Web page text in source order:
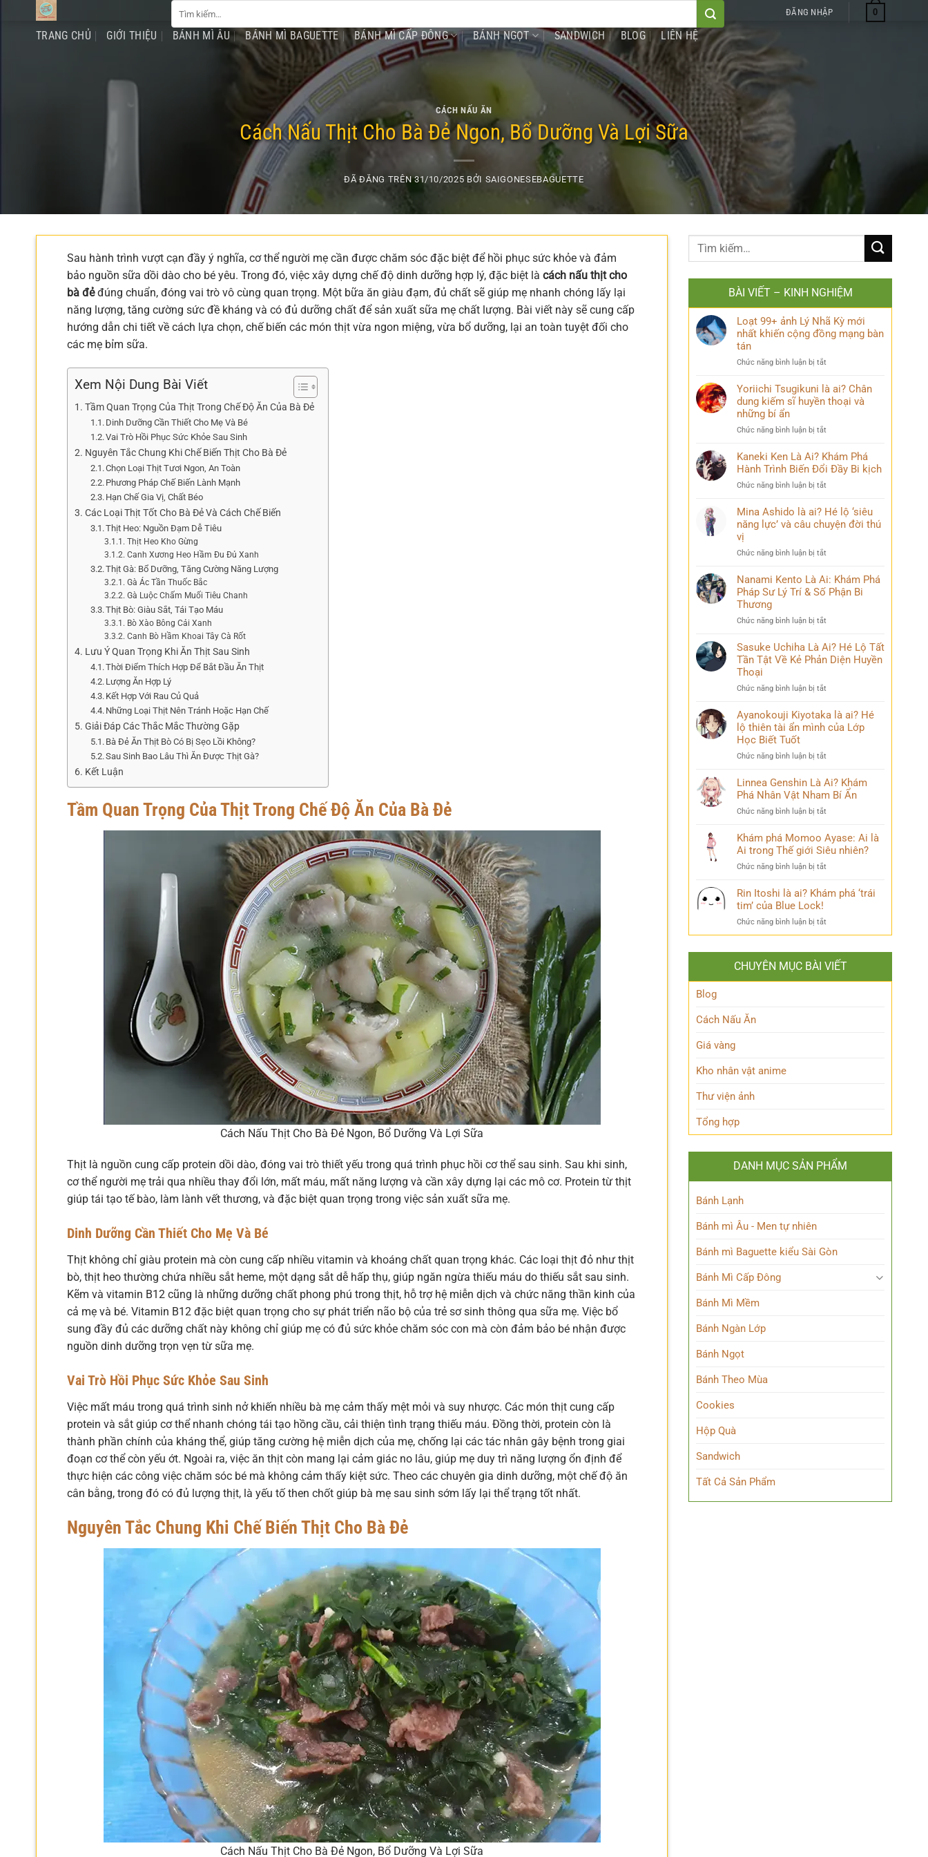
kiếm:
ĐĂNG NHẬP 0
TRANG CHỦ GIỚI THIỆU BÁNH MÌ ÂU BÁNH MÌ BAGUETTE BÁNH MÌ CẤP ĐÔNG BÁNH NGỌT SANDWICH BLOG LIÊN HỆ
CÁCH NẤU ĂN
Cách Nấu Thịt Cho Bà Đẻ Ngon, Bổ Dưỡng Và Lợi Sữa
ĐÃ ĐĂNG TRÊN31/10/2025 BỞI SAIGONESEBAGUETTE
Sau hành trình vượt cạn đầy ý nghĩa, cơ thể người mẹ cần được chăm sóc đặc biệt để hồi phục sức khỏe và đảm
bảo nguồn sữa dồi dào cho bé yêu. Trong đó, việc xây dựng chế độ dinh dưỡng hợp lý, đặc biệt là cách nấu thịt cho
bà đẻđúng chuẩn, đóng vai trò vô cùng quan trọng. Một bữa ăn giàu đạm, đủ chất sẽ giúp mẹ nhanh chóng lấy lại
năng lượng, tăng cường sức đề kháng và có đủ dưỡng chất để sản xuất sữa mẹ chất lượng. Bài viết này sẽ cung cấp
hướng dẫn chi tiết về cách lựa chọn, chế biến các món thịt vừa ngon miệng, vừa bổ dưỡng, lại an toàn tuyệt đối cho
các mẹ bỉm sữa.
Xem Nội Dung Bài Viết
Tầm Quan Trọng Của Thịt Trong Chế Độ Ăn Của Bà Đẻ
Dinh Dưỡng Cần Thiết Cho Mẹ Và Bé
Vai Trò Hồi Phục Sức Khỏe Sau Sinh
Nguyên Tắc Chung Khi Chế Biến Thịt Cho Bà Đẻ
Chọn Loại Thịt Tươi Ngon, An Toàn
Phương Pháp Chế Biến Lành Mạnh
Hạn Chế Gia Vị, Chất Béo
Các Loại Thịt Tốt Cho Bà Đẻ Và Cách Chế Biến
Thịt Heo: Nguồn Đạm Dễ Tiêu
Thịt Heo Kho Gừng
Canh Xương Heo Hầm Đu Đủ Xanh
Thịt Gà: Bổ Dưỡng, Tăng Cường Năng Lượng
Gà Ác Tần Thuốc Bắc
Gà Luộc Chấm Muối Tiêu Chanh
Thịt Bò: Giàu Sắt, Tái Tạo Máu
Bò Xào Bông Cải Xanh
Canh Bò Hầm Khoai Tây Cà Rốt
Lưu Ý Quan Trọng Khi Ăn Thịt Sau Sinh
Thời Điểm Thích Hợp Để Bắt Đầu Ăn Thịt
Lượng Ăn Hợp Lý
Kết Hợp Với Rau Củ Quả
Những Loại Thịt Nên Tránh Hoặc Hạn Chế
Giải Đáp Các Thắc Mắc Thường Gặp
Bà Đẻ Ăn Thịt Bò Có Bị Sẹo Lồi Không?
Sau Sinh Bao Lâu Thì Ăn Được Thịt Gà?
Kết Luận
Tầm Quan Trọng Của Thịt Trong Chế Độ Ăn Của Bà Đẻ
Cách Nấu Thịt Cho Bà Đẻ Ngon, Bổ Dưỡng Và Lợi Sữa
Thịt là nguồn cung cấp protein dồi dào, đóng vai trò thiết yếu trong quá trình phục hồi cơ thể sau sinh. Sau khi sinh,
cơ thể người mẹ trải qua nhiều thay đổi lớn, mất máu, mất năng lượng và cần xây dựng lại các mô cơ. Protein từ thịt
giúp tái tạo tế bào, làm lành vết thương, và đặc biệt quan trọng trong việc sản xuất sữa mẹ.
Dinh Dưỡng Cần Thiết Cho Mẹ Và Bé
Thịt không chỉ giàu protein mà còn cung cấp nhiều vitamin và khoáng chất quan trọng khác. Các loại thịt đỏ như thịt
bò, thịt heo thường chứa nhiều sắt heme, một dạng sắt dễ hấp thụ, giúp ngăn ngừa thiếu máu do thiếu sắt sau sinh.
Kẽm và vitamin B12 cũng là những dưỡng chất phong phú trong thịt, hỗ trợ hệ miễn dịch và chức năng thần kinh của
cả mẹ và bé. Vitamin B12 đặc biệt quan trọng cho sự phát triển não bộ của trẻ sơ sinh thông qua sữa mẹ. Việc bổ
sung đầy đủ các dưỡng chất này không chỉ giúp mẹ có đủ sức khỏe chăm sóc con mà còn đảm bảo bé nhận được
nguồn dinh dưỡng trọn vẹn từ sữa mẹ.
Vai Trò Hồi Phục Sức Khỏe Sau Sinh
Việc mất máu trong quá trình sinh nở khiến nhiều bà mẹ cảm thấy mệt mỏi và suy nhược. Các món thịt cung cấp
protein và sắt giúp cơ thể nhanh chóng tái tạo hồng cầu, cải thiện tình trạng thiếu máu. Đồng thời, protein còn là
thành phần chính của kháng thể, giúp tăng cường hệ miễn dịch của mẹ, chống lại các tác nhân gây bệnh trong giai
đoạn cơ thể còn yếu ớt. Ngoài ra, việc ăn thịt còn mang lại cảm giác no lâu, giúp mẹ duy trì năng lượng ổn định để
thực hiện các công việc chăm sóc bé mà không cảm thấy kiệt sức. Theo các chuyên gia dinh dưỡng, một chế độ ăn
cân bằng, trong đó có đủ lượng thịt, là yếu tố then chốt giúp bà mẹ sau sinh sớm lấy lại thể trạng tốt nhất.
Nguyên Tắc Chung Khi Chế Biến Thịt Cho Bà Đẻ
Cách Nấu Thịt Cho Bà Đẻ Ngon, Bổ Dưỡng Và Lợi Sữa
BÀI VIẾT – KINH NGHIỆM
Loạt 99+ ảnh Lý Nhã Kỳ mới
nhất khiến cộng đồng mạng bàn
tán
Chức năng bình luận bị tắt
99+
ảnh
Kỳ
nhất
khiến
đồng
bàn
tán
Yoriichi Tsugikuni là ai? Chân
dung kiếm sĩ huyền thoại và
những bí ẩn
Chức năng bình luận bị tắt
Tsugikuni
là
Chân
kiếm
sĩ
và
bí
ẩn
Kaneki Ken Là Ai? Khám Phá
Hành Trình Biến Đổi Đầy Bi kịch
Chức năng bình luận bị tắt
Ken
Ai?
Phá
Trình
Biến
Bi
Mina Ashido là ai? Hé lộ ‘siêu
năng lực’ và câu chuyện đời thú
vị
Chức năng bình luận bị tắt
Ashido
là
lộ
năng
lực’
chuyện
thú
vị
Nanami Kento Là Ai: Khám Phá
Pháp Sư Lý Trí & Số Phận Bi
Thương
Chức năng bình luận bị tắt
Kento
Là
Phá
Sư
Lý
Số
Bi
Thương
Sasuke Uchiha Là Ai? Hé Lộ Tất
Tần Tật Về Kẻ Phản Diện Huyền
Thoại
Chức năng bình luận bị tắt
Uchiha
Lộ
Tần
Tật
Kẻ
Diện
Huyền
Ayanokouji Kiyotaka là ai? Hé
lộ thiên tài ẩn mình của Lớp
Học Biết Tuốt
Chức năng bình luận bị tắt
Kiyotaka
Hé
thiên
tài
Lớp
Linnea Genshin Là Ai? Khám
Phá Nhân Vật Nham Bí Ẩn
Chức năng bình luận bị tắt
Genshin
Là
Khám
Nhân
Khám phá Momoo Ayase: Ai là
Ai trong Thế giới Siêu nhiên?
Chức năng bình luận bị tắt
phá
Momoo
Ai
là
trong
Thế
giới
Rin Itoshi là ai? Khám phá ‘trái
tim’ của Blue Lock!
Chức năng bình luận bị tắt
Rin
ai?
Khám
CHUYÊN MỤC BÀI VIẾT
Blog
Cách Nấu Ăn
Giá vàng
Kho nhân vật anime
Thư viện ảnh
Tổng hợp
DANH MỤC SẢN PHẨM
Bánh Lạnh
Bánh mì Âu - Men tự nhiên
Bánh mì Baguette kiểu Sài Gòn
Bánh Mì Cấp Đông
Bánh Mì Mềm
Bánh Ngàn Lớp
Bánh Ngọt
Bánh Theo Mùa
Cookies
Hộp Quà
Sandwich
Tất Cả Sản Phẩm